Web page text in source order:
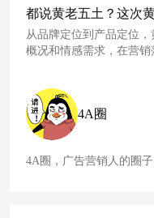
LOGO，让人记忆犹新。
引发大众的热议，在此
LOGO，与大家一起探讨
都说黄老五土？这次
从品牌定位到产品定位
概况和情感需求，在营销
4A圈
4A圈，广告营销人的圈子